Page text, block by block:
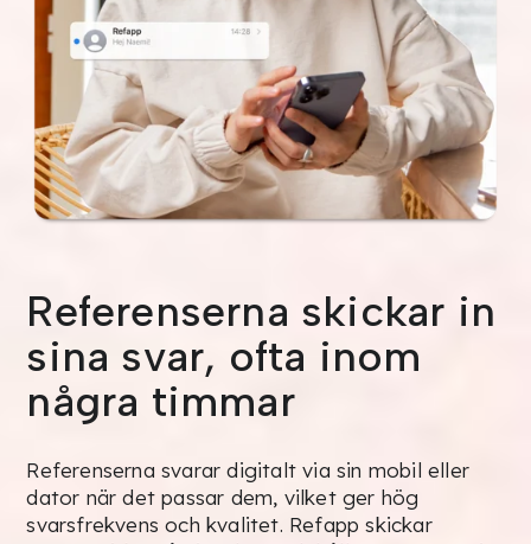
Referenserna skickar in
sina svar, ofta inom
några timmar
Referenserna svarar digitalt via sin mobil eller
dator när det passar dem, vilket ger hög
svarsfrekvens och kvalitet. Refapp skickar